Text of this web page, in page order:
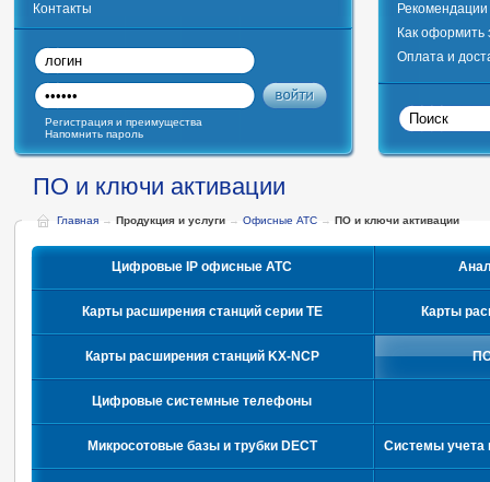
Контакты
Как оформить
Оплата и
Регистрация и преимущества
Напомнить пароль
ПО и ключи активации
Главная → Продукция и услуги → Офисные АТС → ПО и ключи активации
Цифровые IP офисные АТС
Карты расширения станций серии TE Карты
Карты расширения станций KX-NCP
Цифровые системные телефоны
Микросотовые базы и трубки DECT Системы учета